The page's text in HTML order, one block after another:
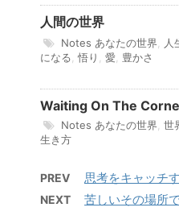
人間の世界
Notes あなたの世界 人
になる 悟り 愛 豊かさ
Waiting On The
Notes あなたの世界 世
生き方
PREV 思考をキャッチ
NEXT 苦しいその場所